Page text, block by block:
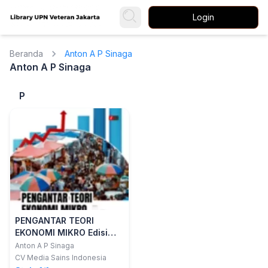
Login
Beranda Anton A P Sinaga
Anton A P Sinaga
P
PENGANTAR TEORI
EKONOMI MIKRO Edisi
Revisi 1
Anton A P Sinaga
CV Media Sains Indonesia